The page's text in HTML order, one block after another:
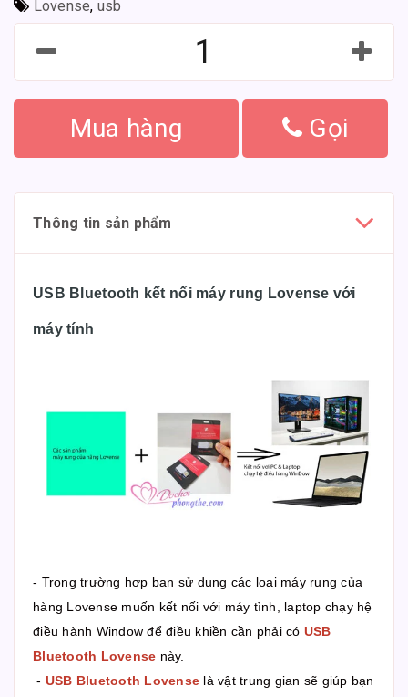
Lovense, usb
Mua hàng Gọi
Thông tin sản phẩm
USB Bluetooth kết nối máy rung Lovense với
máy tính
- Trong trường hơp bạn sử dụng các loại máy rung của
hàng Lovense muốn kết nối với máy tình, laptop chạy hệ
điều hành Window để điều khiền cần phải có USB
Bluetooth Lovense này.
- USB Bluetooth Lovense là vật trung gian sẽ giúp bạn